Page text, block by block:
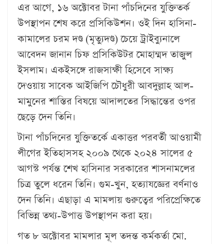
এর আগে, ১৬ অক্টোবর টানা পাঁচদিনের যুক্তিতর্ক
উপস্থাপন শেষ করে প্রসিকিউশন। ওই দিন হাসিনা-
কামালের চরম দণ্ড (মৃত্যুদণ্ড) চেয়ে ট্রাইব্যুনালে
আবেদন জানান চিফ প্রসিকিউটর মোহাম্মদ তাজুল
ইসলাম। একইসঙ্গে রাজসাক্ষী হিসেবে সাক্ষ্য
দেওয়ায় সাবেক আইজিপি চৌধুরী আবদুল্লাহ আল-
মামুনের শাস্তির বিষয়ে আদালতের সিদ্ধান্তের ওপর
ছেড়ে দেন তিনি।
টানা পাঁচদিনের যুক্তিতর্কে একাত্তর পরবর্তী আওয়ামী
লীগের ইতিহাসসহ ২০০৯ থেকে ২০২৪ সালের ৫
আগস্ট পর্যন্ত শেখ হাসিনার সরকারের শাসনামলের
চিত্র তুলে ধরেন তিনি। গুম-খুন, হত্যাযজ্ঞের বর্ণনাও
দেন তিনি। এছাড়া এ মামলায় গুরুত্বের পরিপ্রেক্ষিতে
বিভিন্ন তথ্য-উপাত্ত উপস্থাপন করা হয়।
গত ৮ অক্টোবর মামলার মূল তদন্ত কর্মকর্তা মো.